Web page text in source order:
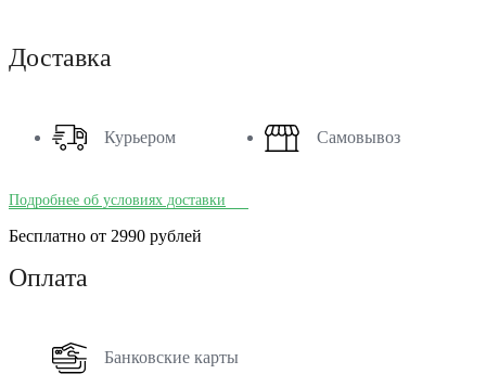
Доставка
Курьером Самовывоз
Подробнее об условиях доставки
Бесплатно от 2990 рублей
Оплата
Банковские карты